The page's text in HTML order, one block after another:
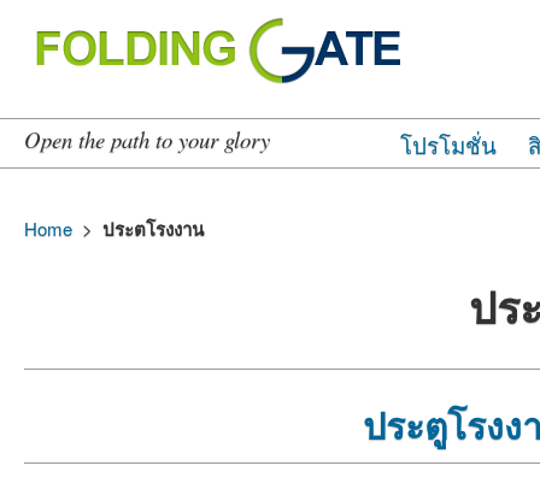
Open the path to your glory โปรโมชั่น
Home > ประตโรงงาน
ปร
ประตูโรง